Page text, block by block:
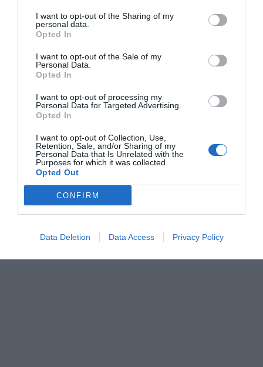
I want to opt-out of the Sharing of my
personal data.
Opted In
I want to opt-out of the Sale of my
Personal Data.
Opted In
I want to opt-out of processing my
Personal Data for Targeted Advertising.
Opted In
I want to opt-out of Collection, Use,
Retention, Sale, and/or Sharing of my
Personal Data that Is Unrelated with the
Purposes for which it was collected.
Opted Out
CONFIRM
Data Deletion Data Access Privacy Policy